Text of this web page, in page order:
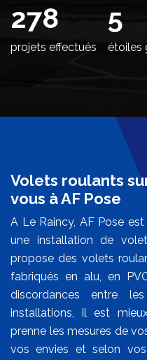
346
projets effectués
5
étoiles
Volets roulants
vous à AF Pose
A Le Raincy, AF Pose
une installation de
propose des volets
fabriqués en alu, en
discordances entre
installations, il est
prenne les mesures de
vos envies et selon